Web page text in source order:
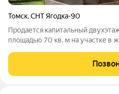
Томск,СНТ Ягодка-90
Продается капитальный
площадью 70 кв. м на участке в
постоянной регистрации, что
строений. Участок граничит с